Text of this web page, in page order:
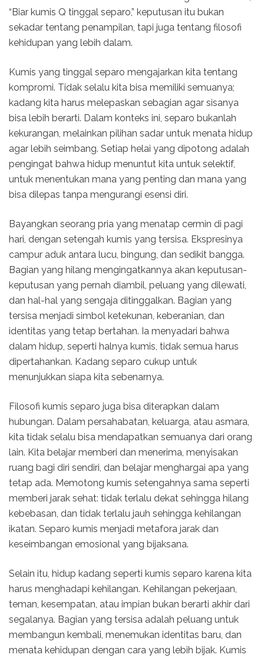
“Biar kumis Q tinggal separo,” keputusan itu bukan
sekadar tentang penampilan, tapi juga tentang filosofi
kehidupan yang lebih dalam.
Kumis yang tinggal separo mengajarkan kita tentang
kompromi. Tidak selalu kita bisa memiliki semuanya;
kadang kita harus melepaskan sebagian agar sisanya
bisa lebih berarti. Dalam konteks ini, separo bukanlah
kekurangan, melainkan pilihan sadar untuk menata hidup
agar lebih seimbang. Setiap helai yang dipotong adalah
pengingat bahwa hidup menuntut kita untuk selektif,
untuk menentukan mana yang penting dan mana yang
bisa dilepas tanpa mengurangi esensi diri.
Bayangkan seorang pria yang menatap cermin di pagi
hari, dengan setengah kumis yang tersisa. Ekspresinya
campur aduk antara lucu, bingung, dan sedikit bangga.
Bagian yang hilang mengingatkannya akan keputusan-
keputusan yang pernah diambil, peluang yang dilewati,
dan hal-hal yang sengaja ditinggalkan. Bagian yang
tersisa menjadi simbol ketekunan, keberanian, dan
identitas yang tetap bertahan. Ia menyadari bahwa
dalam hidup, seperti halnya kumis, tidak semua harus
dipertahankan. Kadang separo cukup untuk
menunjukkan siapa kita sebenarnya.
Filosofi kumis separo juga bisa diterapkan dalam
hubungan. Dalam persahabatan, keluarga, atau asmara,
kita tidak selalu bisa mendapatkan semuanya dari orang
lain. Kita belajar memberi dan menerima, menyisakan
ruang bagi diri sendiri, dan belajar menghargai apa yang
tetap ada. Memotong kumis setengahnya sama seperti
memberi jarak sehat: tidak terlalu dekat sehingga hilang
kebebasan, dan tidak terlalu jauh sehingga kehilangan
ikatan. Separo kumis menjadi metafora jarak dan
keseimbangan emosional yang bijaksana.
Selain itu, hidup kadang seperti kumis separo karena kita
harus menghadapi kehilangan. Kehilangan pekerjaan,
teman, kesempatan, atau impian bukan berarti akhir dari
segalanya. Bagian yang tersisa adalah peluang untuk
membangun kembali, menemukan identitas baru, dan
menata kehidupan dengan cara yang lebih bijak. Kumis